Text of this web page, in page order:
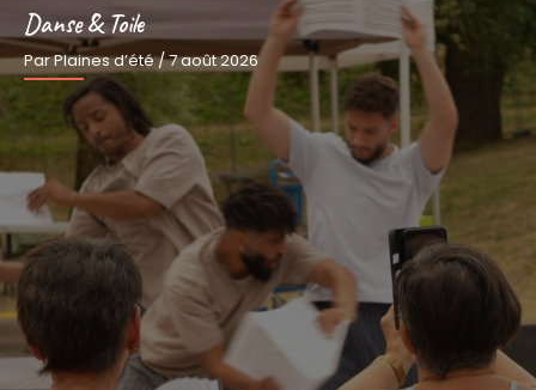
Une déambulation de jonglerie aérienne et chorégraphiée
Par Plaines d’été/ 6 août 2026